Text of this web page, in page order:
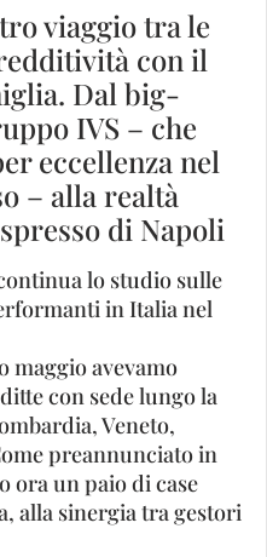
viaggio tra le
con il
Dal big-
IVS – che
eccellenza nel
– alla realtà
di Napoli
lo studio sulle
in Italia nel
maggio avevamo
con sede lungo la
Veneto,
preannunciato in
ora un paio di case
alla sinergia tra gestori